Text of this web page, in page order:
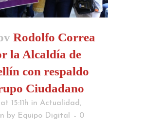
Rodolfo Correa
la Alcaldía de
con respaldo
Ciudadano
15:11h in Actualidad ,
by Equipo Digital
0